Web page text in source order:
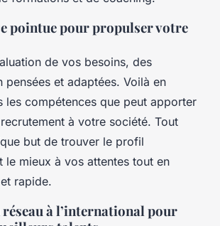
pointue pour propulser votre
de vos besoins, des
pensées et adaptées. Voilà en
les compétences que peut apporter
à votre société. Tout
but de trouver le profil
le mieux à vos attentes tout en
rapide.
à l’international pour